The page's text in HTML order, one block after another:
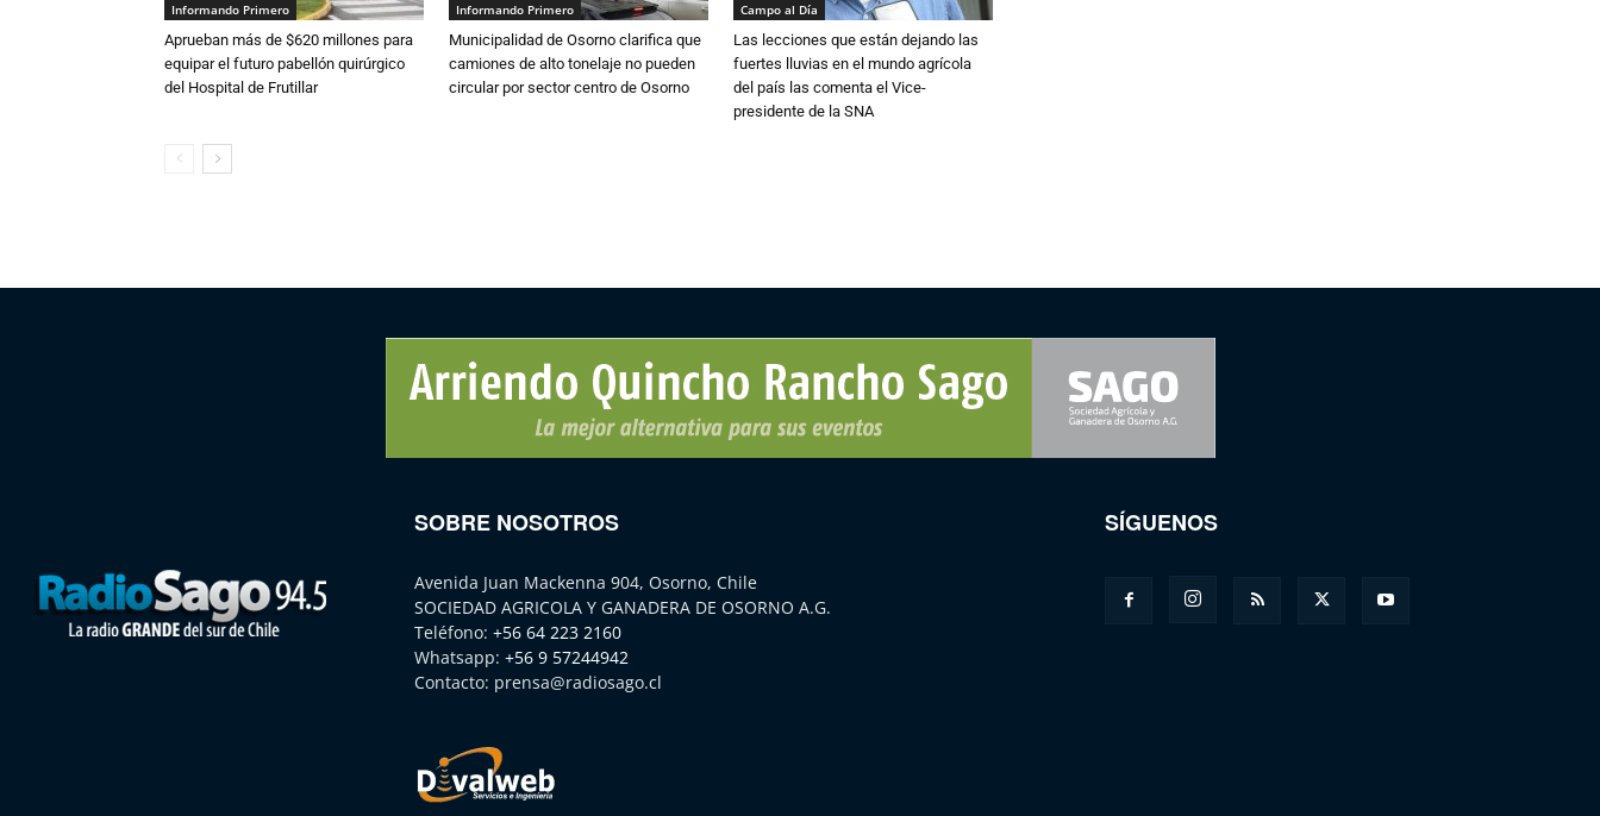
Informando Primero
Aprueban más de $620 millones para
equipar el futuro pabellón quirúrgico
del Hospital de Frutillar
Informando Primero
Municipalidad de Osorno clarifica que
camiones de alto tonelaje no pueden
circular por sector centro de Osorno
Campo al Día
Las lecciones que están dejando las
fuertes lluvias en el mundo agrícola
del país las comenta el Vice-
presidente de la SNA
SOBRE NOSOTROS
Avenida Juan Mackenna 904, Osorno, Chile
SOCIEDAD AGRICOLA Y GANADERA DE OSORNO A.G.
Teléfono: +56 64 223 2160
Whatsapp: +56 9 57244942
Contacto: prensa@radiosago.cl
SÍGUENOS